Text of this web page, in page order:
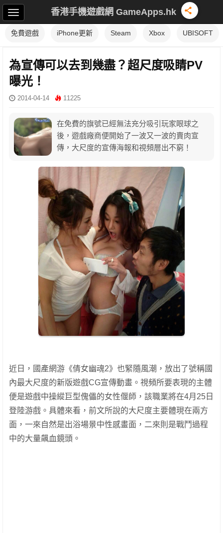
香港手機遊戲網 GameApps.hk
免費遊戲 iPhone更新 Steam Xbox UBISOFT
為宣傳可以去到幾盡？超尺度吸睛PV
曝光！
2014-04-14 11225
在免費的旗號已經無法充分吸引玩家眼球之
後，遊戲廠商便開始了一波又一波的賣肉宣
傳，大尺度的宣傳海報和視頻層出不窮！
近日，國產網游《倩女幽魂2》也緊隨風潮，放出了號稱國
內最大尺度的新版遊戲CG宣傳動畫。視頻所要表現的主體
便是遊戲中操縱巨型傀儡的女性偃師，該職業將在4月25日
登陸游戲。具體來看，前文所說的大尺度主要體現在兩方
面，一來自然是出浴場景中性感畫面，二來則是戰鬥過程
中的大量飆血鏡頭。